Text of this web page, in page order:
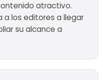
atractivo.
los editores a llegar
su alcance a